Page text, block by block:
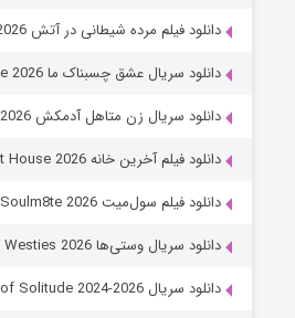
عملیات آپارتمان
دانلود فیلم مرده شیطانی در آتش Evil Dead Burn 2026
دانلود سریال عشق چسبناک ما Our Sticky Love 2026
دانلود سریال زن متاهل آدمکش A Bona Fide Killer 2026
دانلود فیلم آخرین خانه The Last House 2026
دانلود فیلم سول‌میت Soulm8te 2026
دانلود سریال وستی‌ها The Westies 2026
دانلود سریال One Hundred Years of Solitude 2024-2026